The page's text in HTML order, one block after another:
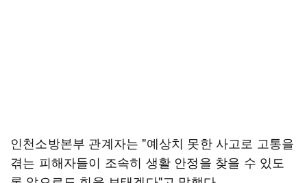
인천소방본부 관계자는 "예상치 못한 사고로 고통을
겪는 피해자들이 조속히 생활 안정을 찾을 수 있도